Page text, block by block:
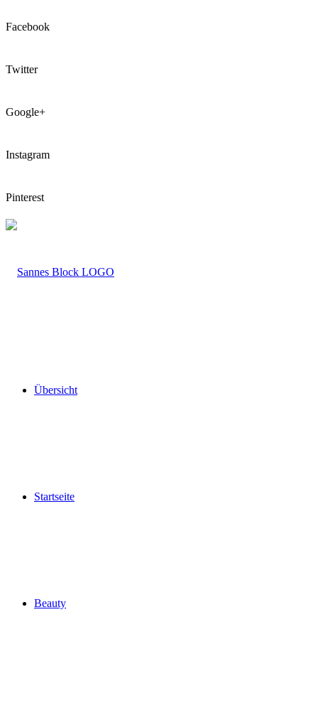
Facebook
Twitter
Google+
Instagram
Pinterest
LOGO
Übersicht
Startseite
Beauty